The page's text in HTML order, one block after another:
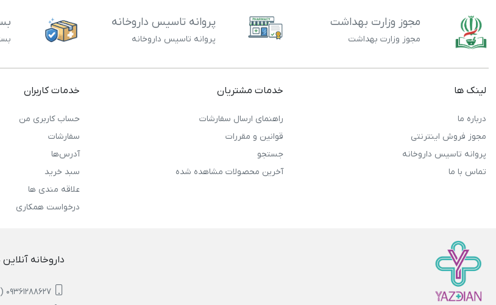
مجوز وزارت بهداشت
مجوز وزارت بهداشت
پروانه تاسیس داروخانه
پروانه تاسیس داروخانه
لینک ها
درباره ما
مجوز فروش اینترنتی
پروانه تاسیس داروخانه
تماس با ما
خدمات مشتریان
راهنمای ارسال سفارشات
قوانین و مقررات
جستجو
آخرین محصولات مشاهده شده
خدمات کاربران
حساب کاربری من
سفارشات
آدرس‌ها
سبد خرید
علاقه مندی ها
درخواست همکاری
داروخانه
09361288627 (از ساعت 9 تا 17)